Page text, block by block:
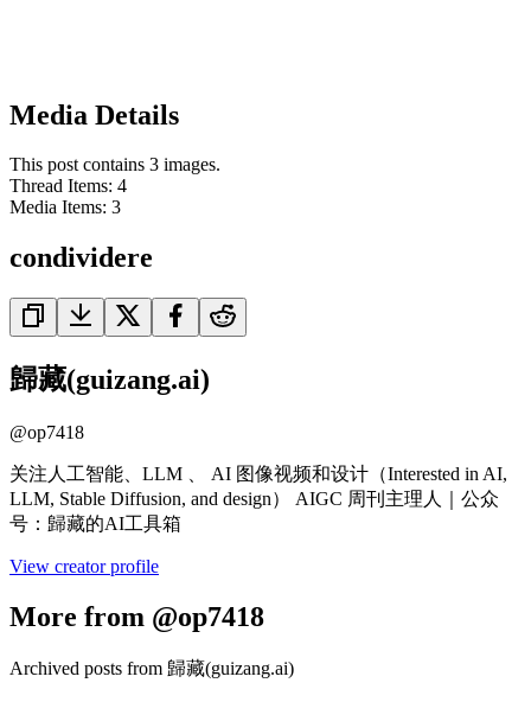
Media Details
This post contains 3 images.
Thread Items: 4
Media Items: 3
condividere
歸藏(guizang.ai)
@op7418
关注人工智能、LLM 、 AI 图像视频和设计（Interested in AI,
LLM, Stable Diffusion, and design） AIGC 周刊主理人｜公众
号：歸藏的AI工具箱
View creator profile
More from @op7418
Archived posts from 歸藏(guizang.ai)